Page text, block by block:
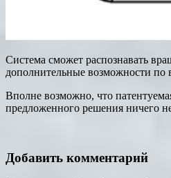
Система сможет распознавать
дополнительные возможности
Вполне возможно, что
предложенного решения ничего
Добавить комментарий